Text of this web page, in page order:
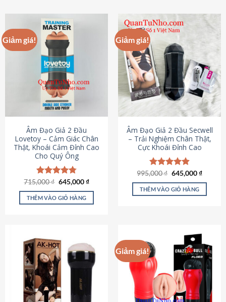
Giảm giá!
Âm Đạo Giả 2 Đầu
Lovetoy – Cảm Giác Chân
Thật, Khoái Cảm Đỉnh Cao
Cho Quý Ông
Được xếp
hạng4.79
5 sao
715,000₫ Giá
là:
715,000 ₫.
645,000₫Giá
tại
THÊM VÀO GIỎ HÀNG
Giảm giá!
Âm Đạo Giả 2 Đầu Secwell
– Trải Nghiệm Chân Thật,
Cực Khoái Đỉnh Cao
Được xếp
hạng4.88
5 sao
995,000₫ Giá
là:
995,000 ₫.
645,000₫Giá
tại
THÊM VÀO GIỎ HÀNG
Giảm giá!